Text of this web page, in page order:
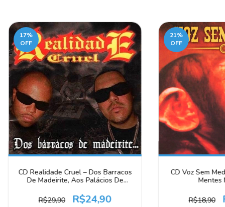
17%
OFF
CD Realidade Cruel – Dos Barracos
De Madeirite, Aos Palácios De
R$29,90
R$24,90
21%
OFF
CD Voz Sem
Mentes
R$18,90